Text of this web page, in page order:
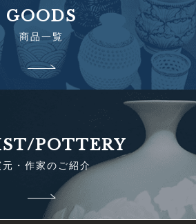
GOODS
商品一覧
POTTERY
元・作家のご紹介